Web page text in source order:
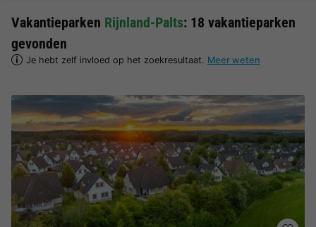
Vakantieparken Rijnland-Palts: 18 vakantieparken
gevonden
Je hebt zelf invloed op het zoekresultaat. Meer weten